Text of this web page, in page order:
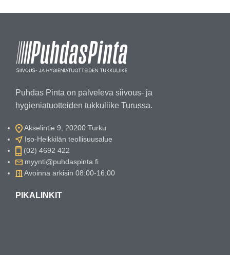
Puhdas Pinta on palveleva siivous- ja
hygieniatuotteiden tukkuliike Turussa.
Akselintie 9, 20200 Turku
Iso-Heikkilän teollisuusalue
(02) 4692 422
myynti@puhdaspinta.fi
Avoinna arkisin 08:00-16:00
PIKALINKIT